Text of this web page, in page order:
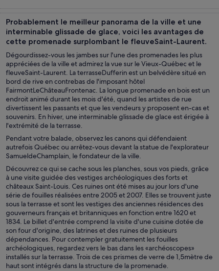
excursions
nocturne
personnalisées
Probablement le meilleur panorama de la ville et une
interminable glissade de glace, voici les avantages de
cette promenade surplombant le fleuveSaint-Laurent.
Dégourdissez-vous les jambes sur l'une des promenades les plus
appréciées de la ville et admirez la vue sur le Vieux-Québec et le
fleuveSaint-Laurent. La terrasseDufferin est un belvédère situé en
bord de rive en contrebas de l'imposant hôtel
FairmontLeChâteauFrontenac. La longue promenade en bois est un
endroit animé durant les mois d'été, quand les artistes de rue
divertissent les passants et que les vendeurs y proposent en-cas et
souvenirs. En hiver, une interminable glissade de glace est érigée à
l'extrémité de la terrasse.
Pendant votre balade, observez les canons qui défendaient
autrefois Québec ou arrêtez-vous devant la statue de l'explorateur
SamueldeChamplain, le fondateur de la ville.
Découvrez ce qui se cache sous les planches, sous vos pieds, grâce
à une visite guidée des vestiges archéologiques des forts et
châteaux Saint-Louis. Ces ruines ont été mises au jour lors d'une
série de fouilles réalisées entre 2005 et 2007. Elles se trouvent juste
sous la terrasse et sont les vestiges des anciennes résidences des
gouverneurs français et britanniques en fonction entre 1620 et
1834. Le billet d'entrée comprend la visite d'une cuisine dotée de
son four d'origine, des latrines et des ruines de plusieurs
dépendances. Pour contempler gratuitement les fouilles
archéologiques, regardez vers le bas dans les «archéoscopes»
installés sur la terrasse. Trois de ces prismes de verre de 1,5mètre de
haut sont intégrés dans la structure de la promenade.